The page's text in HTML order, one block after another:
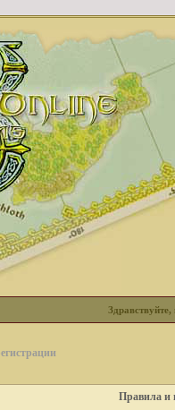
Здравствуйте,
Правила и